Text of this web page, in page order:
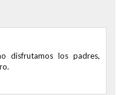
disfrutamos los padres,